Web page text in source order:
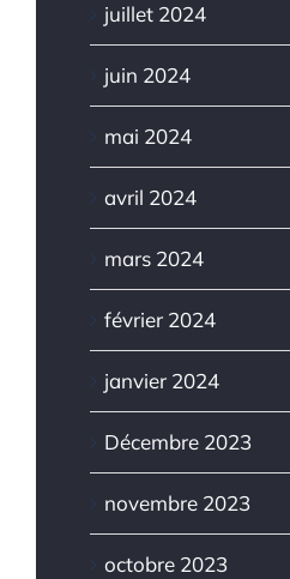
juillet 2024
juin 2024
mai 2024
avril 2024
mars 2024
février 2024
janvier 2024
Décembre 2023
novembre 2023
octobre 2023